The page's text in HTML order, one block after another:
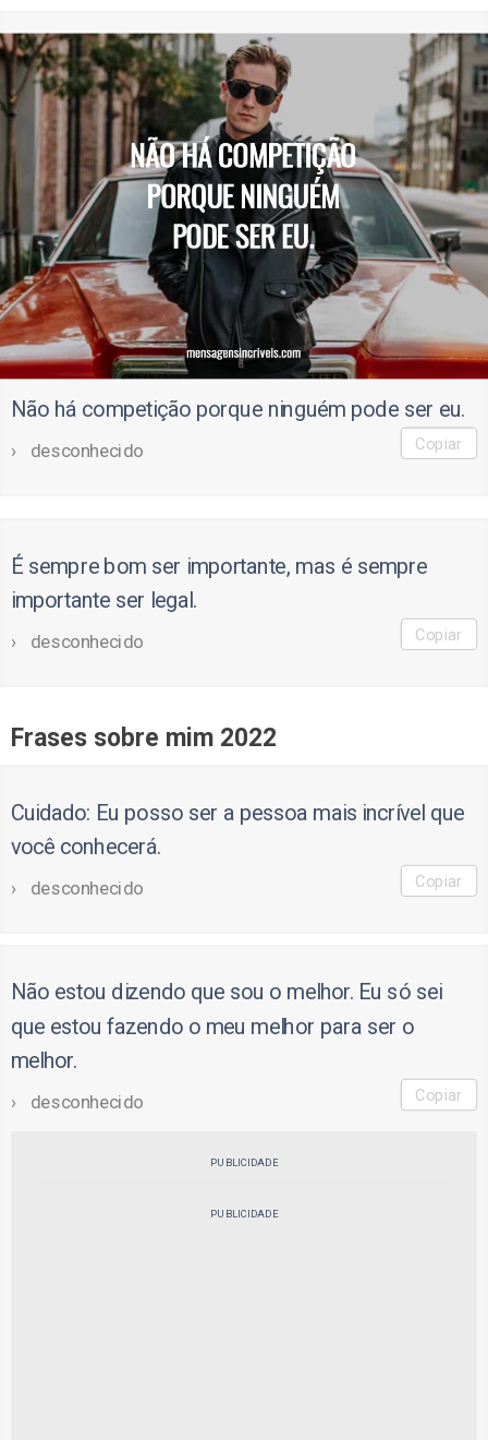
Não há competição porque ninguém pode ser eu.
desconhecido Copiar
É sempre bom ser importante, mas é sempre
importante ser legal.
desconhecido Copiar
Frases sobre mim 2022
Cuidado: Eu posso ser a pessoa mais incrível que
você conhecerá.
desconhecido Copiar
Não estou dizendo que sou o melhor. Eu só sei
que estou fazendo o meu melhor para ser o
melhor.
desconhecido Copiar
PUBLICIDADE
PUBLICIDADE